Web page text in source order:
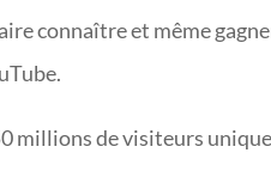
connaître et même gagner
millions de visiteurs